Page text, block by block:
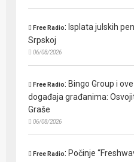
Free Radio: Isplata julskih
Srpskoj
06/08/2026
Free Radio: Bingo Group i
događaja građanima:
Graše
06/08/2026
Free Radio: Počinje